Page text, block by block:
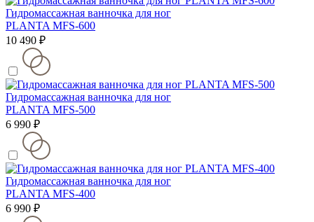
Гидромассажная ванночка для ног
PLANTA MFS-600
10 490 ₽
Гидромассажная ванночка для ног
PLANTA MFS-500
6 990 ₽
Гидромассажная ванночка для ног
PLANTA MFS-400
6 990 ₽